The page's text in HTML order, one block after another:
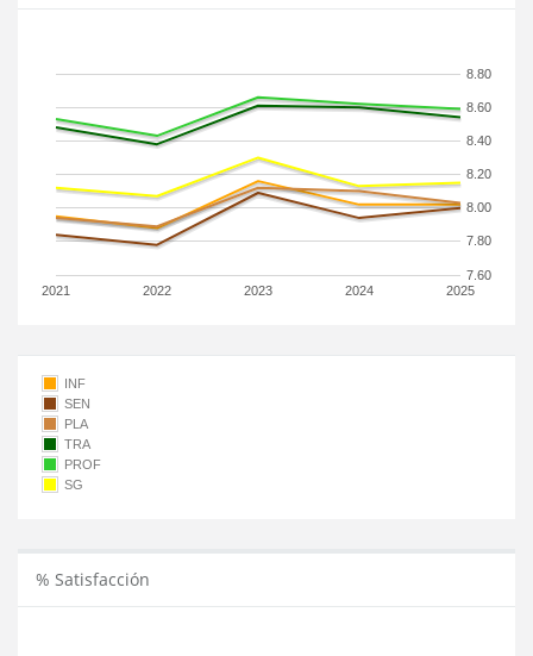
2021 2022 2023 2024 2025
7.60
7.80
8.00
8.20
8.40
8.60
8.80
INF
SEN
PLA
TRA
PROF
SG
% Satisfacción